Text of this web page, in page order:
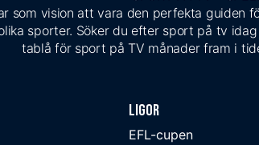
som vision att vara den perfekta guiden
sporter. Söker du efter sport på tv
tablå för sport på TV månader fram i
Ligor
EFL-cupen